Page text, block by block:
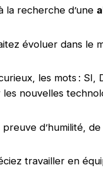
la recherche d’une
évoluer dans le
les mots :
nouvelles
preuve d’humilité,
travailler en